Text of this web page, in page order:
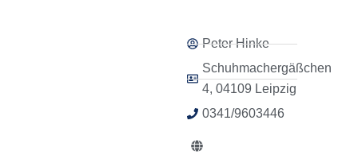
Peter Hinke
Schuhmachergäßchen
4, 04109 Leipzig
0341/9603446
l
o